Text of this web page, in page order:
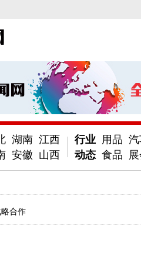
湖南 江西
安徽 山西
行业
动态
用品
食品
合作